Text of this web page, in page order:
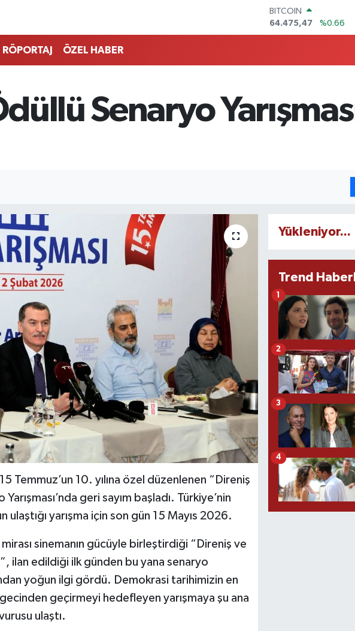
64.475,47
DOLAR
6518.23
%0.39
BİST100
RÖPORTAJ ÖZEL HABER
Senaryo
Temmuz’un 10. yılına özel düzenlenen “Direniş
geri sayım başladı. Türkiye’nin
yarışma için son gün 15 Mayıs 2026.
sinemanın gücüyle birleştirdiği “Direniş ve
ilan edildiği ilk günden bu yana senaryo
yoğun ilgi gördü. Demokrasi tarihimizin en
geçirmeyi hedefleyen yarışmaya şu ana
ulaştı.
Yükleniyor...
Trend
1
2
3
4